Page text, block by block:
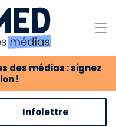
des médias : signez
!
médias
Infolettre